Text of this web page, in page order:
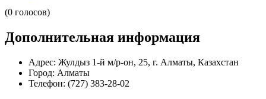
(0 голосов)
Дополнительная информация
Адрес: Жулдыз 1-й м/р-он, 25, г. Алматы, Казахстан
Город: Алматы
Телефон: (727) 383-28-02